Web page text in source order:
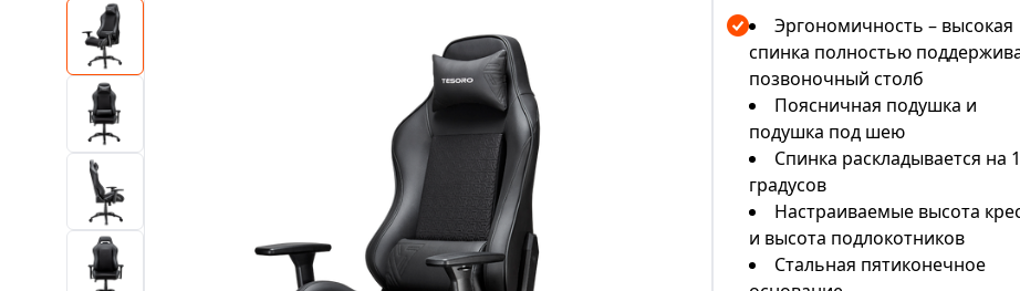
Эргономичность – высокая
спинка полностью
позвоночный столб
Поясничная подушка и
подушка под шею
Спинка раскладывается на
градусов
Настраиваемые высота
и высота подлокотников
Стальная пятиконечное